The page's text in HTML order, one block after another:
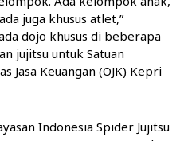
juga khusus atlet,”
dojo khusus di beberapa
jujitsu untuk Satuan
Jasa Keuangan (OJK) Kepri
Indonesia Spider Jujitsu